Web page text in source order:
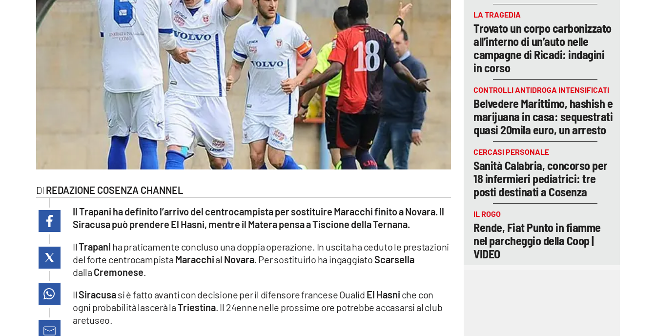
Lac Network
lacitymag.it
cosenzachannel.it
catanzarochannel.it
lacapitalenews.it
REDAZIONE COSENZA CHANNEL
Il Trapani ha definito l’arrivo del centrocampista per sostituire Maracchi finito a Novara. Il
Siracusa può prendere El Hasni, mentre il Matera pensa a Tiscione della Ternana.
IlTrapani ha praticamente concluso una doppia operazione. In uscita ha ceduto le prestazioni
del forte centrocampista Maracchial Novara. Per sostituirlo ha ingaggiatoScarsella
dalla Cremonese.
IlSiracusasi è fatto avanti con decisione per il difensore francese Oualid El Hasni che con
ogni probabilità lascerà laTriestina. Il 24enne nelle prossime ore potrebbe accasarsi al club
aretuseo.
LA TRAGEDIA
Trovato un corpo carbonizzato
all’interno di un’auto nelle
campagne di Ricadi: indagini
in corso
CONTROLLI ANTIDROGA INTENSIFICATI
Belvedere Marittimo, hashish e
marijuana in casa: sequestrati
quasi 20mila euro, un arresto
CERCASI PERSONALE
Sanità Calabria, concorso per
18 infermieri pediatrici: tre
posti destinati a Cosenza
IL ROGO
Rende, Fiat Punto in fiamme
nel parcheggio della Coop |
VIDEO